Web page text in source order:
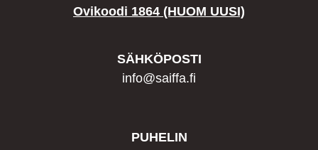
Ovikoodi 1864 (HUOM UUSI)
SÄHKÖPOSTI
info@saiffa.fi
PUHELIN